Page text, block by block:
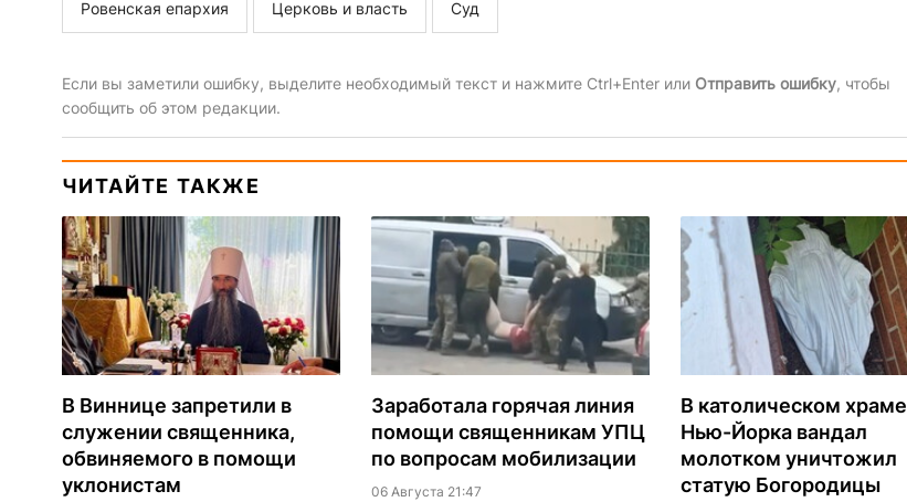
Ровенская епархия Церковь и власть Суд
Если вы заметили ошибку, выделите необходимый текст и нажмите Ctrl+Enter или Отправить ошибку, чтобы
сообщить об этом редакции.
ЧИТАЙТЕ ТАКЖЕ
В Виннице запретили в
служении священника,
обвиняемого в помощи
уклонистам
Заработала горячая линия
помощи священникам УПЦ
по вопросам мобилизации
06 Августа 21:47
В католическом храме
Нью-Йорка вандал
молотком уничтожил
статую Богородицы